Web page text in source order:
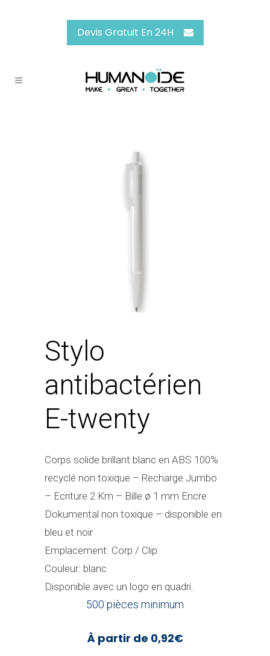
Devis Gratuit En 24H
Stylo
antibactérien
E-twenty
Corps solide brillant blanc en ABS 100%
recyclé non toxique – Recharge Jumbo
– Ecriture 2 Km – Bille ø 1 mm Encre
Dokumental non toxique – disponible en
bleu et noir
Emplacement: Corp / Clip
Couleur: blanc
Disponible avec un logo en quadri.
500 pièces minimum
À partir de 0,92€